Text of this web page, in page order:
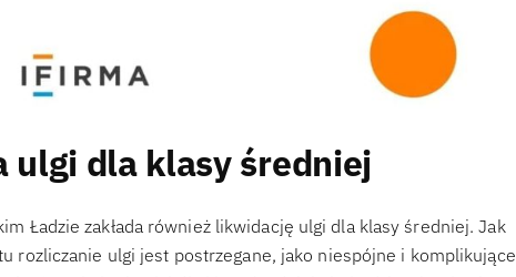
dla klasy średniej
Ładzie zakłada również likwidację ulgi dla klasy średniej. Jak
rozliczanie ulgi jest postrzegane, jako niespójne i komplikujące